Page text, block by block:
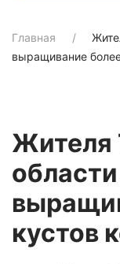
Главная
выращивание
Жителя
кустов